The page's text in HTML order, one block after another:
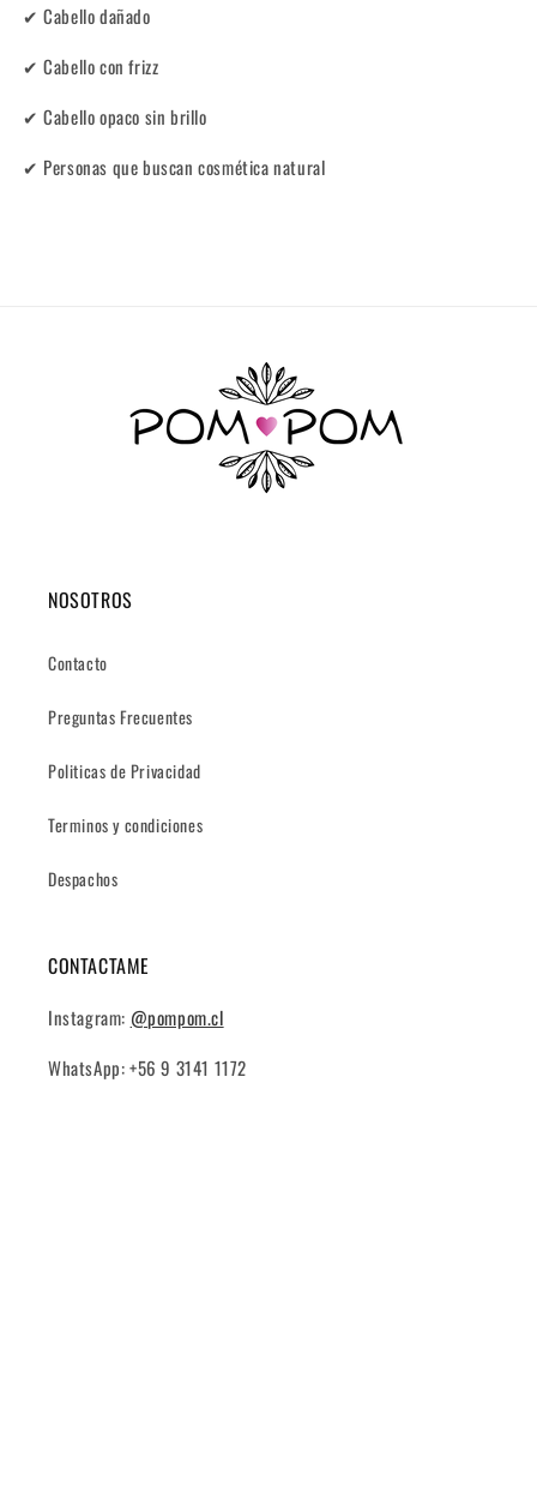
✔ Cabello dañado
✔ Cabello con frizz
✔ Cabello opaco sin brillo
✔ Personas que buscan cosmética natural
NOSOTROS
Contacto
Preguntas Frecuentes
Politicas de Privacidad
Terminos y condiciones
Despachos
CONTACTAME
Instagram: @pompom.cl
WhatsApp: +56 9 3141 1172